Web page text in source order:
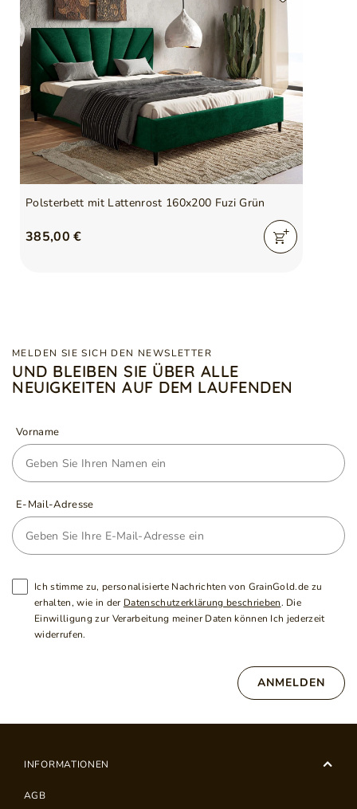
Polsterbett mit Lattenrost 160x200 Fuzi Grün
385,00 €
MELDEN SIE SICH DEN NEWSLETTER
UND BLEIBEN SIE ÜBER ALLE
NEUIGKEITEN AUF DEM LAUFENDEN
Vorname
E-Mail-Adresse
Ich stimme zu, personalisierte Nachrichten von GrainGold.de zu
erhalten, wie in der Datenschutzerklärung beschrieben. Die
Einwilligung zur Verarbeitung meiner Daten können Ich jederzeit
widerrufen.
ANMELDEN
INFORMATIONEN
AGB